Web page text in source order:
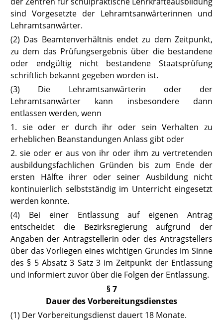
sind Vorgesetzte der Lehramtsanwärterinnen und
Lehramtsanwärter.
(2) Das Beamtenverhältnis endet zu dem Zeitpunkt,
zu dem das Prüfungsergebnis über die bestandene
oder endgültig nicht bestandene Staatsprüfung
schriftlich bekannt gegeben worden ist.
(3) Die Lehramtsanwärterin oder der
Lehramtsanwärter kann insbesondere dann
entlassen werden, wenn
1. sie oder er durch ihr oder sein Verhalten zu
erheblichen Beanstandungen Anlass gibt oder
2. sie oder er aus von ihr oder ihm zu vertretenden
ausbildungsfachlichen Gründen bis zum Ende der
ersten Hälfte ihrer oder seiner Ausbildung nicht
kontinuierlich selbstständig im Unterricht eingesetzt
werden konnte.
(4) Bei einer Entlassung auf eigenen Antrag
entscheidet die Bezirksregierung aufgrund der
Angaben der Antragstellerin oder des Antragstellers
über das Vorliegen eines wichtigen Grundes im Sinne
des § 5 Absatz 3 Satz 3 im Zeitpunkt der Entlassung
und informiert zuvor über die Folgen der Entlassung.
§ 7
Dauer des Vorbereitungsdienstes
(1) Der Vorbereitungsdienst dauert 18 Monate.